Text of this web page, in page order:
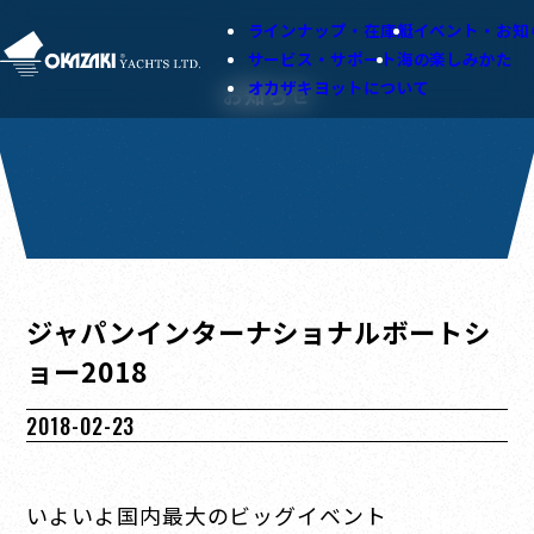
ラインナップ・在庫艇イベント・お知
サービス・サポート海の楽しみかた
オカザキヨットについて
お知らせ
ジャパンインターナショナルボートシ
ョー2018
2018-02-23
いよいよ国内最大のビッグイベント